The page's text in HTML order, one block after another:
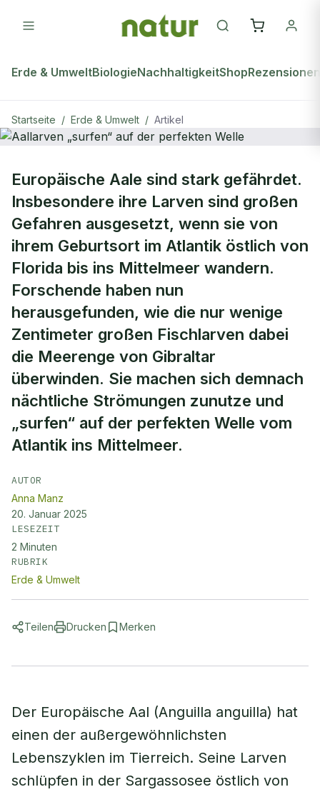
Erde & UmweltBiologieNachhaltigkeitShopRezensionen
Startseite / Erde & Umwelt / Artikel
Aallarven „surfen“ auf der perfekten
Welle
Europäische Aale sind stark gefährdet.
Insbesondere ihre Larven sind großen
Gefahren ausgesetzt, wenn sie von
ihrem Geburtsort im Atlantik östlich von
Florida bis ins Mittelmeer wandern.
Forschende haben nun
herausgefunden, wie die nur wenige
Zentimeter großen Fischlarven dabei
die Meerenge von Gibraltar
überwinden. Sie machen sich demnach
nächtliche Strömungen zunutze und
„surfen“ auf der perfekten Welle vom
Atlantik ins Mittelmeer.
AUTOR
Anna Manz
20. Januar 2025
LESEZEIT
2 Minuten
RUBRIK
Erde & Umwelt
Teilen Drucken Merken
Der Europäische Aal (Anguilla anguilla) hat
einen der außergewöhnlichsten
Lebenszyklen im Tierreich. Seine Larven
schlüpfen in der Sargassosee östlich von